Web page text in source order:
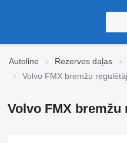
Autoline Rezerves daļas
Volvo FMX bremžu
Volvo FMX